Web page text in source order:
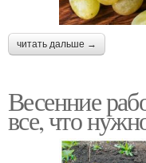
читать дальше →
Весенние
все, что